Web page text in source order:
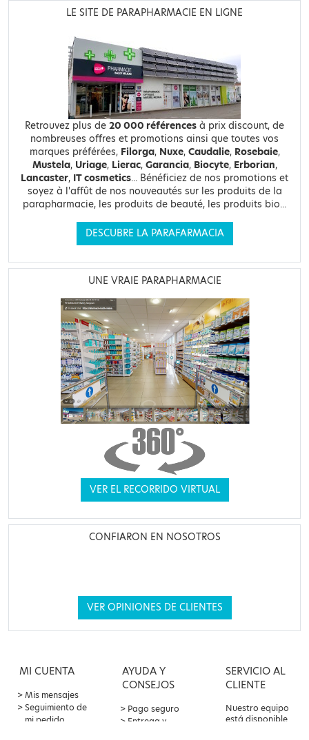
LE SITE DE PARAPHARMACIE EN LIGNE
Retrouvez plus de 20 000 références à prix discount, de
nombreuses offres et promotions ainsi que toutes vos
marques préférées, Filorga, Nuxe, Caudalie, Rosebaie,
Mustela, Uriage, Lierac, Garancia, Biocyte, Erborian,
Lancaster, IT cosmetics... Bénéficiez de nos promotions et
soyez à l'affût de nos nouveautés sur les produits de la
parapharmacie, les produits de beauté, les produits bio...
DESCUBRE LA PARAFARMACIA
UNE VRAIE PARAPHARMACIE
VER EL RECORRIDO VIRTUAL
CONFIARON EN NOSOTROS
VER OPINIONES DE CLIENTES
MI CUENTA
Mis mensajes
Seguimiento de
mi pedido
AYUDA Y
CONSEJOS
Pago seguro
Entrega y
SERVICIO AL
CLIENTE
Nuestro equipo
está disponible